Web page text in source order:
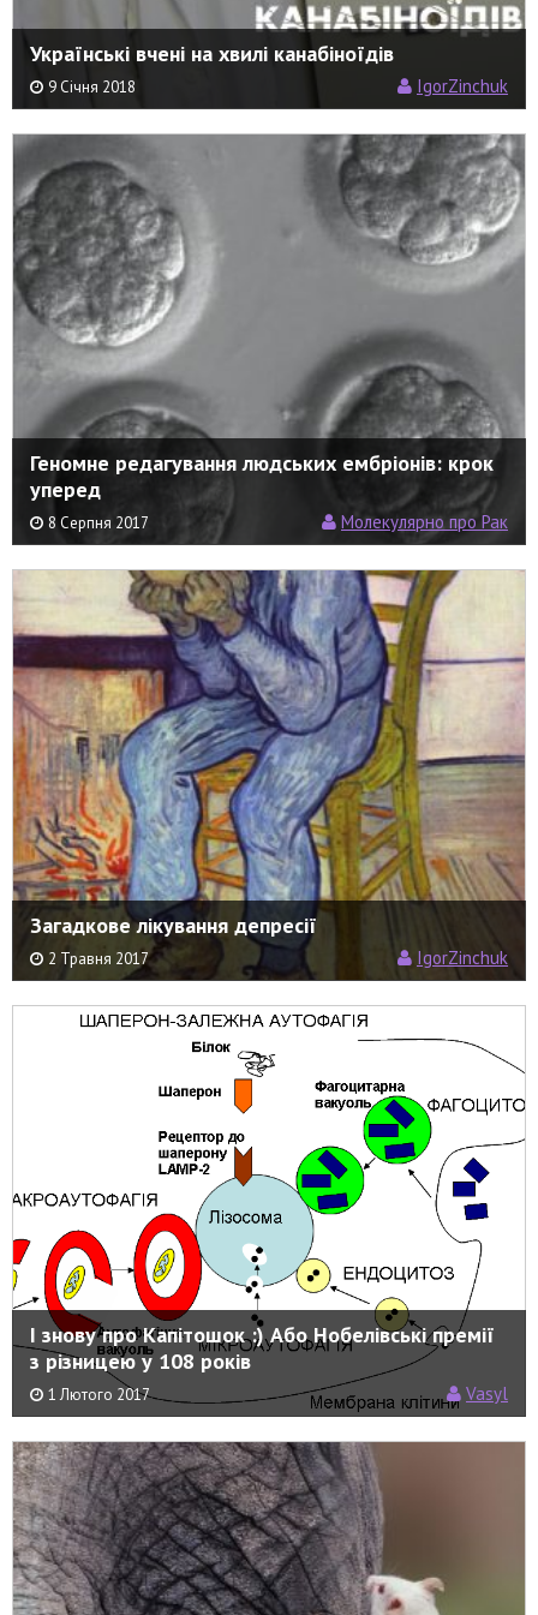
Українські вчені на хвилі канабіноїдів
9 Січня 2018 IgorZinchuk
Геномне редагування людських ембріонів: крок
уперед
8 Серпня 2017 Молекулярно про Рак
Загадкове лікування депресії
2 Травня 2017 IgorZinchuk
І знову про Капітошок :) Або Нобелівські премії
з різницею у 108 років
1 Лютого 2017 Vasyl